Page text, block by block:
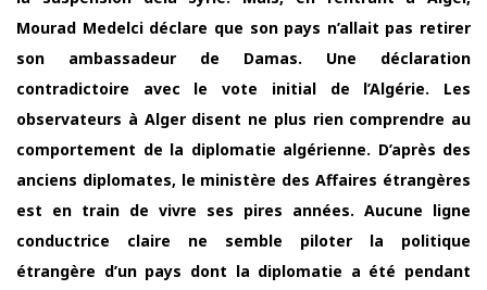
Mourad Medelci déclare que son pays n’allait pas retirer
son ambassadeur de Damas. Une déclaration
contradictoire avec le vote initial de l’Algérie. Les
observateurs à Alger disent ne plus rien comprendre au
comportement de la diplomatie algérienne. D’après des
anciens diplomates, le ministère des Affaires étrangères
est en train de vivre ses pires années. Aucune ligne
conductrice claire ne semble piloter la politique
étrangère d’un pays dont la diplomatie a été pendant